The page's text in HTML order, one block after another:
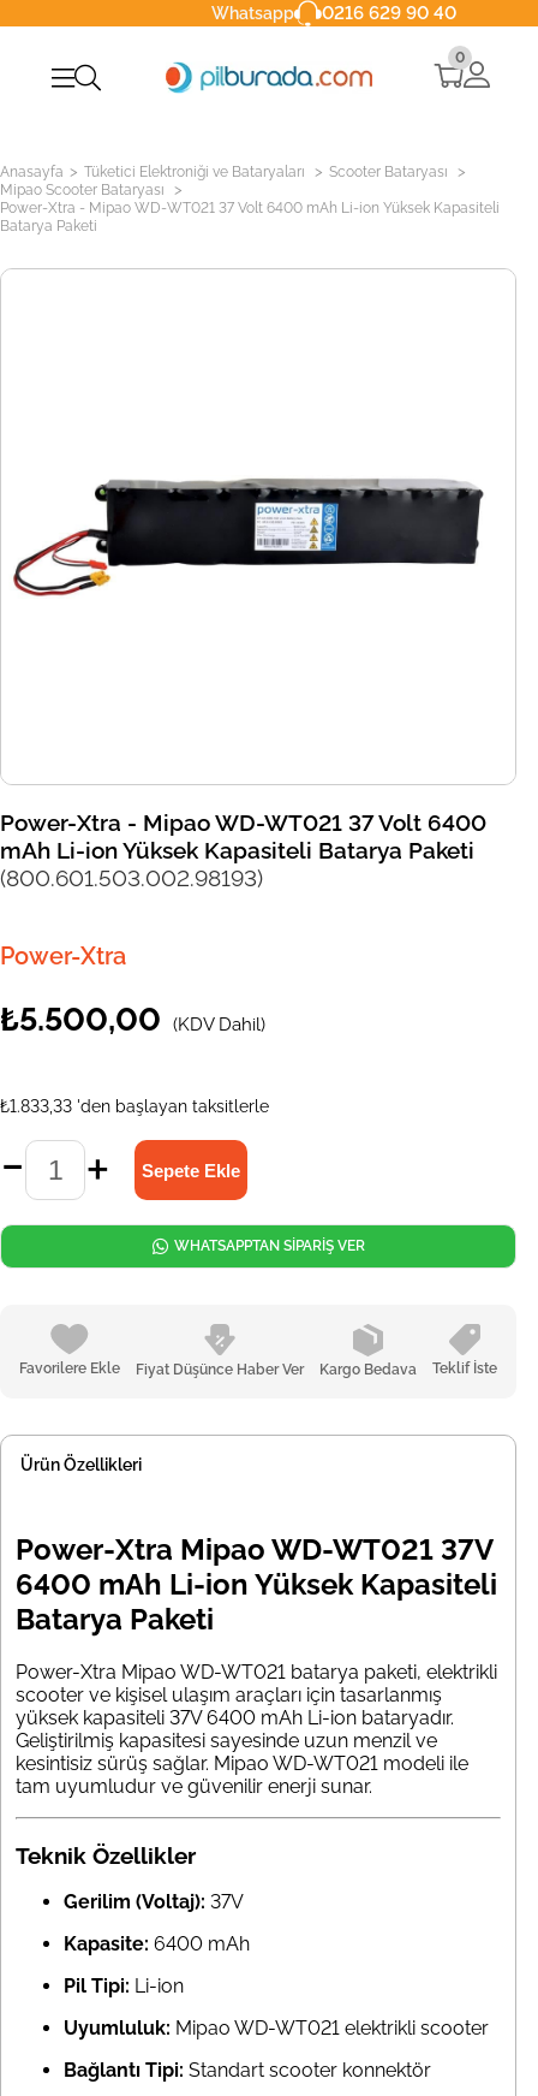
Whatsapp 0216 629 90 40
0
Anasayfa > Tüketici Elektroniği ve Bataryaları > Scooter Bataryası >
Mipao Scooter Bataryası >
Power-Xtra - Mipao WD-WT021 37 Volt 6400 mAh Li-ion Yüksek Kapasiteli
Batarya Paketi
Power-Xtra - Mipao WD-WT021 37 Volt 6400
mAh Li-ion Yüksek Kapasiteli Batarya Paketi
(800.601.503.002.98193)
Power-Xtra
₺5.500,00 (KDV Dahil)
₺1.833,33 'den başlayan taksitlerle
Favorilere Ekle Fiyat Düşünce Haber Ver Kargo Bedava Teklif İste
WHATSAPPTAN SİPARİŞ VER
Ürün Özellikleri
Power-Xtra Mipao WD-WT021 37V
6400 mAh Li-ion Yüksek Kapasiteli
Batarya Paketi
Power-Xtra Mipao WD-WT021 batarya paketi, elektrikli
scooter ve kişisel ulaşım araçları için tasarlanmış
yüksek kapasiteli 37V 6400 mAh Li-ion bataryadır.
Geliştirilmiş kapasitesi sayesinde uzun menzil ve
kesintisiz sürüş sağlar. Mipao WD-WT021 modeli ile
tam uyumludur ve güvenilir enerji sunar.
Teknik Özellikler
Gerilim (Voltaj): 37V
Kapasite: 6400 mAh
Pil Tipi: Li-ion
Uyumluluk: Mipao WD-WT021 elektrikli scooter
Bağlantı Tipi: Standart scooter konnektör